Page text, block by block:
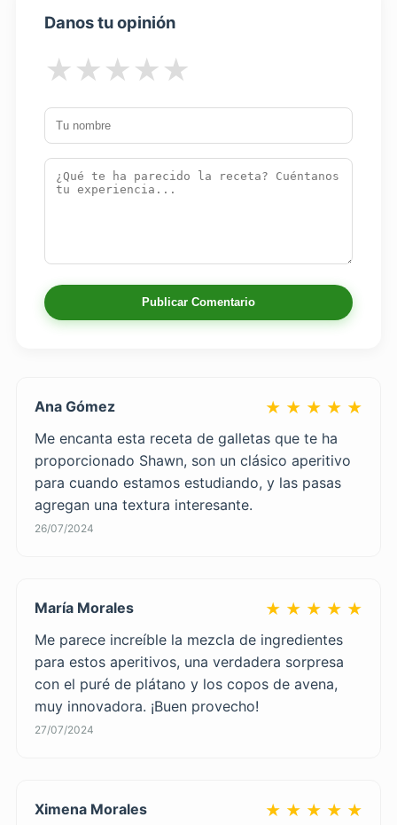
Danos tu opinión
★
★
★
★
★
Publicar Comentario
Ana Gómez ★ ★ ★ ★ ★
Me encanta esta receta de galletas que te ha
proporcionado Shawn, son un clásico aperitivo
para cuando estamos estudiando, y las pasas
agregan una textura interesante.
26/07/2024
María Morales ★ ★ ★ ★ ★
Me parece increíble la mezcla de ingredientes
para estos aperitivos, una verdadera sorpresa
con el puré de plátano y los copos de avena,
muy innovadora. ¡Buen provecho!
27/07/2024
Ximena Morales ★ ★ ★ ★ ★